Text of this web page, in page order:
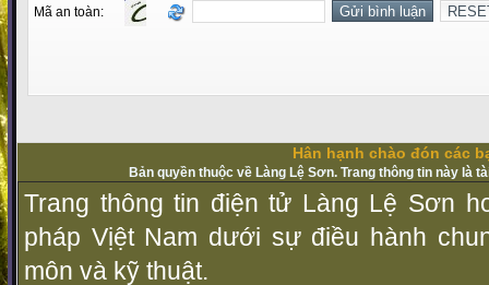
Mã an toàn:
Hân hạnh chào đón các
Bản quyền thuộc về Làng Lệ Sơn. Trang thông tin này là
Trang thông tin điện tử Làng Lệ Sơn
pháp Vịệt Nam dưới sự điều hành
môn và kỹ thuật.